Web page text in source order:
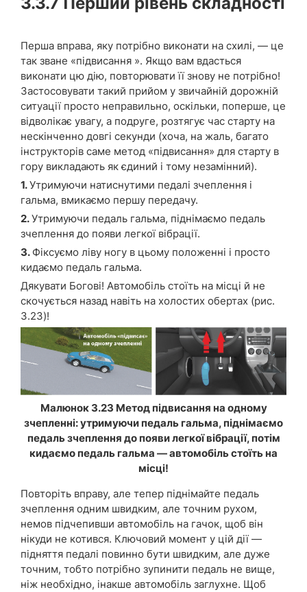
Перша вправа, яку потрібно виконати на схилі, — це
так зване «підвисання ». Якщо вам вдасться
виконати цю дію, повторювати її знову не потрібно!
Застосовувати такий прийом у звичайній дорожній
ситуації просто неправильно, оскільки, поперше, це
відволікає увагу, а подруге, розтягує час старту на
нескінченно довгі секунди (хоча, на жаль, багато
інструкторів саме метод «підвисання» для старту в
гору викладають як єдиний і тому незамінний).
1.Утримуючи натиснутими педалі зчеплення і
гальма, вмикаємо першу передачу.
2.Утримуючи педаль гальма, піднімаємо педаль
зчеплення до появи легкої вібрації.
3. Фіксуємо ліву ногу в цьому положенні і просто
кидаємо педаль гальма.
Дякувати Богові! Автомобіль стоїть на місці й не
скочується назад навіть на холостих обертах (рис.
3.23)!
Малюнок 3.23 Метод підвисання на одному
зчепленні: утримуючи педаль гальма, піднімаємо
педаль зчеплення до появи легкої вібрації, потім
кидаємо педаль гальма — автомобіль стоїть на
місці!
Повторіть вправу, але тепер піднімайте педаль
зчеплення одним швидким, але точним рухом,
немов підчепивши автомобіль на гачок, щоб він
нікуди не котився. Ключовий момент у цій дії —
підняття педалі повинно бути швидким, але дуже
точним, тобто потрібно зупинити педаль не вище,
ніж необхідно, інакше автомобіль заглухне. Щоб